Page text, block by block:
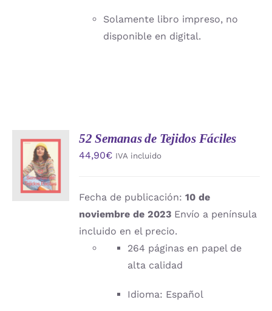
Solamente libro impreso, no
disponible en digital.
AÑADIR
AL
CARRITO
/
DETALLES
52 Semanas de Tejidos Fáciles
44,90€ IVA incluido
Fecha de publicación:10 de
noviembre de 2023 Envío a península
incluido en el precio.
264 páginas en papel de
alta calidad
Idioma: Español